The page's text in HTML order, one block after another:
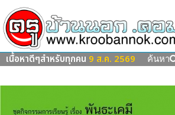
เนื้อหาดีๆสำหรับทุกคน 9 ส.ค. 2569 ค้นหา